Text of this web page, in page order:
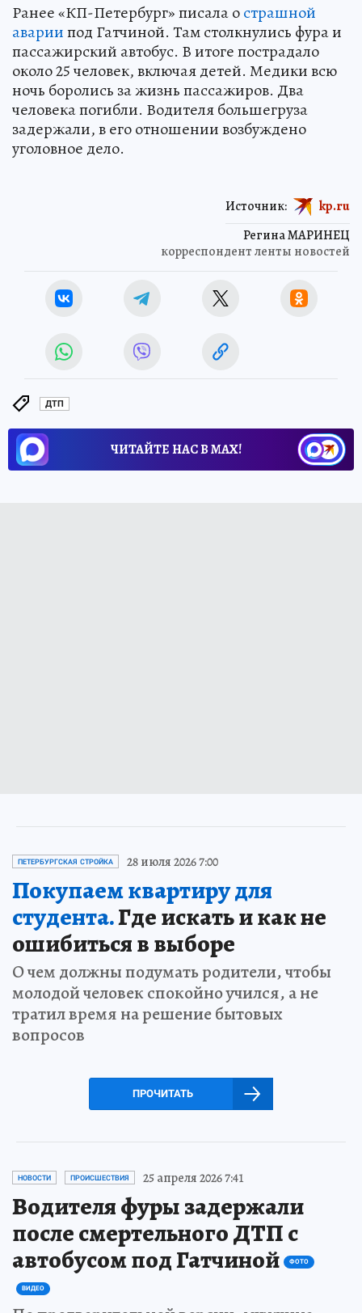
Ранее «КП-Петербург» писала острашной
авариипод Гатчиной. Там столкнулись фура и
пассажирский автобус. В итоге пострадало
около 25 человек, включая детей. Медики всю
ночь боролись за жизнь пассажиров. Два
человека погибли. Водителя большегруза
задержали, в его отношении возбуждено
уголовное дело.
Регина МАРИНЕЦ
корреспондент ленты новостей
Источник: kp.ru
ДТП
ЧИТАЙТЕ НАС В МАХ!
ПЕТЕРБУРГСКАЯ СТРОЙКА 28 июля 2026 7:00
Покупаем квартиру для
студента.Где искать и как не
ошибиться в выборе
О чем должны подумать родители, чтобы
молодой человек спокойно учился, а не
тратил время на решение бытовых
вопросов
ПРОЧИТАТЬ
НОВОСТИ ПРОИСШЕСТВИЯ 25 апреля 2026 7:41
Водителя фуры задержали
после смертельного ДТП с
автобусом под Гатчиной
ФОТО
ВИДЕО